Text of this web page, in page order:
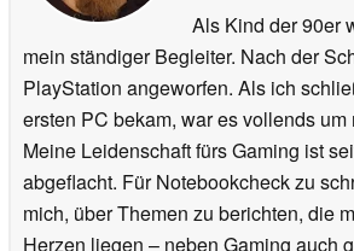
Als Kind der 90er
mein ständiger Begleiter. Nach der
PlayStation angeworfen. Als ich
ersten PC bekam, war es vollends
Meine Leidenschaft fürs Gaming ist
abgeflacht. Für Notebookcheck zu
mich, über Themen zu berichten, die
Herzen liegen – neben Gaming auch